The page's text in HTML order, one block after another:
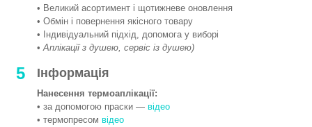
• Великий асортимент і щотижневе оновлення
• Обмін і повернення якісного товару
• Індивідуальний підхід, допомога у виборі
•Аплікації з душею, сервіс із душею)
5 Інформація
Нанесення термоаплікації:
• за допомогою праски — відео
• термопресом відео